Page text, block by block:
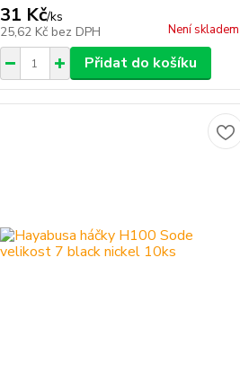
31 Kč/ks
25,62 Kč bez DPH Není skladem
Přidat do košíku